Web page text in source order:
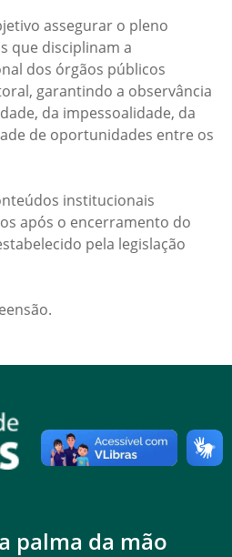
assegurar o pleno
que disciplinam a
dos órgãos públicos
garantindo a observância
da impessoalidade, da
de oportunidades entre os
institucionais
após o encerramento do
pela legislação
palma da mão